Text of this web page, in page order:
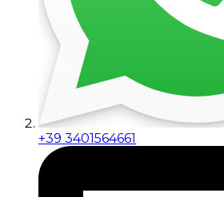
+39 3401564661